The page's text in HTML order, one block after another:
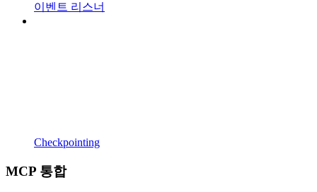
이벤트 리스너
Checkpointing
MCP 통합